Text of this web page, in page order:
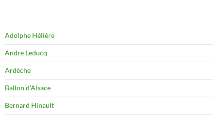
Adolphe Hélière
Andre Leducq
Ardèche
Ballon d’Alsace
Bernard Hinault